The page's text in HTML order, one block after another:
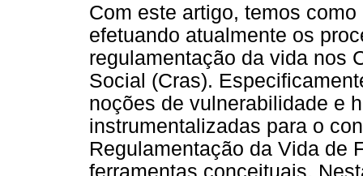
Com este artigo, temos
efetuando atualmente os
regulamentação da vida nos
Social (Cras).
noções de vulnerabilidade e
instrumentalizadas para o
Regulamentação da Vida de
ferramentas conceituais.